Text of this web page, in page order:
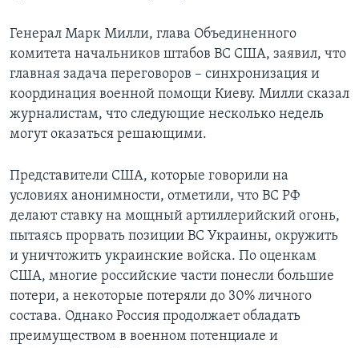
Генерал Марк Милли, глава Объединенного
комитета начальников штабов ВС США, заявил, что
главная задача переговоров – синхронизация и
координация военной помощи Киеву. Милли сказал
журналистам, что следующие несколько недель
могут оказаться решающими.
Представители США, которые говорили на
условиях анонимности, отметили, что ВС РФ
делают ставку на мощный артиллерийский огонь,
пытаясь прорвать позиции ВС Украины, окружить
и уничтожить украинские войска. По оценкам
США, многие российские части понесли большие
потери, а некоторые потеряли до 30% личного
состава. Однако Россия продолжает обладать
преимуществом в военном потенциале и